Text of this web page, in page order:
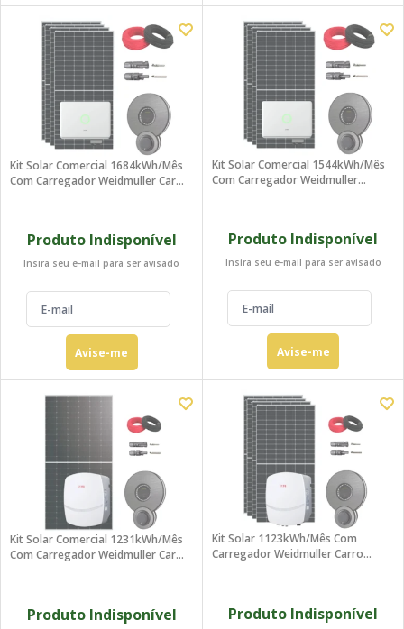
Kit Solar Comercial 1684kWh/mês
Com Carregador Weidmuller Carro
Produto Indisponível
Insira seu e-mail para ser avisado
Avise-me
Kit Solar Comercial 1544kWh/mês
Com Carregador Weidmuller
Produto Indisponível
Insira seu e-mail para ser avisado
Avise-me
Kit Solar Comercial 1231kWh/mês
Com Carregador Weidmuller Carro
Produto Indisponível
Kit Solar 1123kWh/mês Com
Carregador Weidmuller Carro
Produto Indisponível